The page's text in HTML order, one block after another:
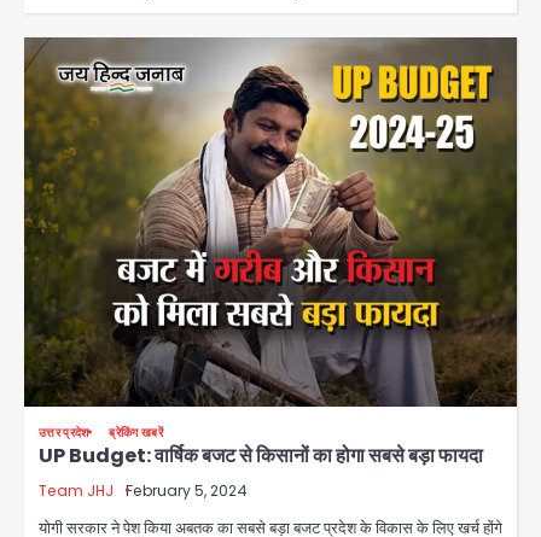
उत्तर प्रदेश ब्रेकिंग खबरें
UP Budget: वार्षिक बजट से किसानों का होगा सबसे बड़ा फायदा
Team JHJ February 5, 2024
योगी सरकार ने पेश किया अबतक का सबसे बड़ा बजट प्रदेश के विकास के लिए खर्च होंगे
2
Air India Phuket Delhi flight:
कैप्टन का डोप टेस्ट पॉजिटिव, 17 घायल;
DGCA जांच जारी
Avinash Kumar
3
Baramati Airport Plane Crash:
रनवे पर ट्रेनी विमान क्रैश, जांच शुरू
Avinash Kumar
4
पुणे में प्रशिक्षण विमान हादसे का शिकार, कोई
हताहत नहीं
Team JHJ
Connection Fraud: बुजुर्ग से वीडियो
कॉल पर 9.77 लाख की साइबर फ्रॉड
Avinash Kumar